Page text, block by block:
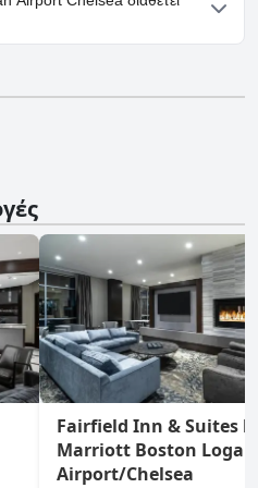
περισσότερες πληροφορίες,
της κατηγορίας
Fairfield Inn & Suites
Marriott Boston Logan
Airport/Chelsea